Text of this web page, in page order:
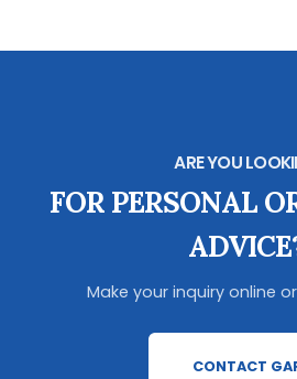
ARE YOU
FOR PERSONAL
Make your inquiry online
CONTACT